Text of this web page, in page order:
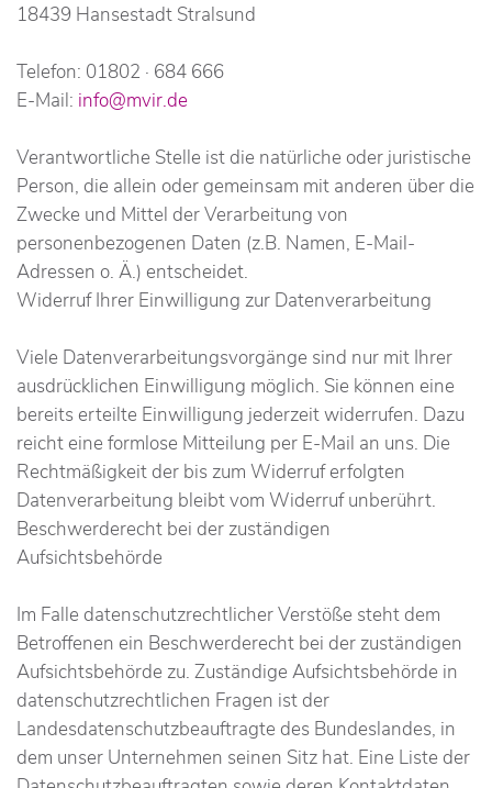
18439 Hansestadt Stralsund
Telefon: 01802 · 684 666
E-Mail: info@mvir.de
Verantwortliche Stelle ist die natürliche oder juristische
Person, die allein oder gemeinsam mit anderen über die
Zwecke und Mittel der Verarbeitung von
personenbezogenen Daten (z.B. Namen, E-Mail-
Adressen o. Ä.) entscheidet.
Widerruf Ihrer Einwilligung zur Datenverarbeitung
Viele Datenverarbeitungsvorgänge sind nur mit Ihrer
ausdrücklichen Einwilligung möglich. Sie können eine
bereits erteilte Einwilligung jederzeit widerrufen. Dazu
reicht eine formlose Mitteilung per E-Mail an uns. Die
Rechtmäßigkeit der bis zum Widerruf erfolgten
Datenverarbeitung bleibt vom Widerruf unberührt.
Beschwerderecht bei der zuständigen
Aufsichtsbehörde
Im Falle datenschutzrechtlicher Verstöße steht dem
Betroffenen ein Beschwerderecht bei der zuständigen
Aufsichtsbehörde zu. Zuständige Aufsichtsbehörde in
datenschutzrechtlichen Fragen ist der
Landesdatenschutzbeauftragte des Bundeslandes, in
dem unser Unternehmen seinen Sitz hat. Eine Liste der